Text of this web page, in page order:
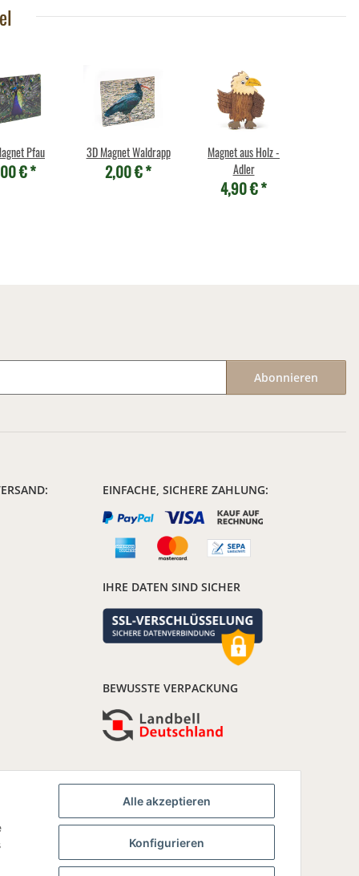
Alle akzeptieren
Konfigurieren
Pfau
€*
3D Magnet Waldrapp
2,00 €*
Magnet aus Holz -
Adler
4,90 €*
Abonnieren
EINFACHE, SICHERE ZAHLUNG:
IHRE DATEN SIND SICHER
BEWUSSTE VERPACKUNG